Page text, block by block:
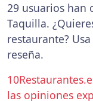
29 usuarios han
Taquilla.
restaurante? Usa
reseña.
las opiniones